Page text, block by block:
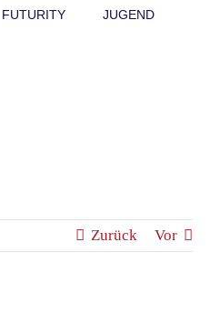
FUTURITY JUGEND
Zurück Vor